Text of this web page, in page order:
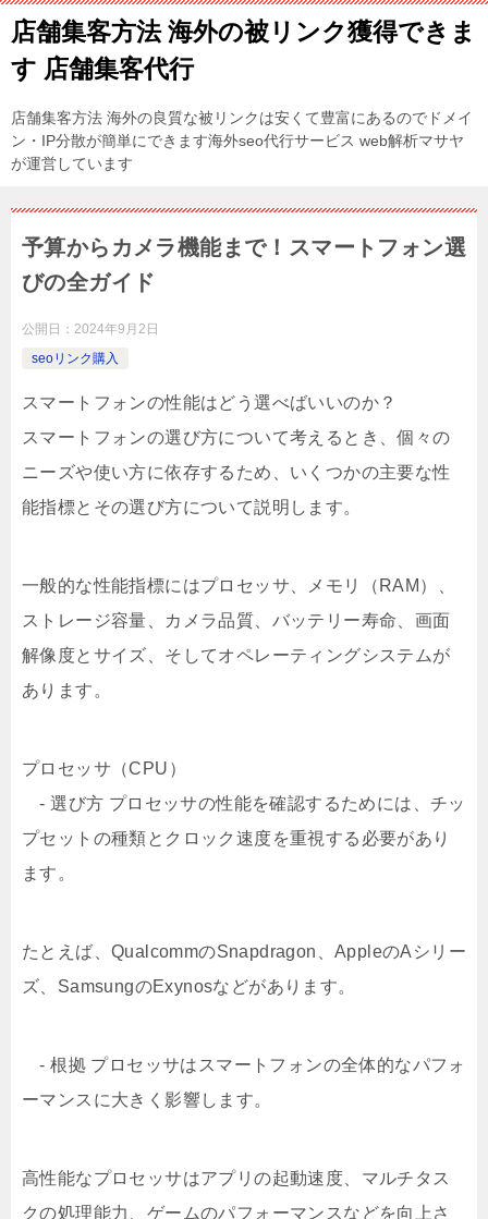
店舗集客方法 海外の被リンク獲得できま
す 店舗集客代行
店舗集客方法 海外の良質な被リンクは安くて豊富にあるのでドメイ
ン・IP分散が簡単にできます海外seo代行サービス web解析マサヤ
が運営しています
予算からカメラ機能まで！スマートフォン選
びの全ガイド
公開日： 2024年9月2日
seoリンク購入
スマートフォンの性能はどう選べばいいのか？
スマートフォンの選び方について考えるとき、個々の
ニーズや使い方に依存するため、いくつかの主要な性
能指標とその選び方について説明します。
一般的な性能指標にはプロセッサ、メモリ（RAM）、
ストレージ容量、カメラ品質、バッテリー寿命、画面
解像度とサイズ、そしてオペレーティングシステムが
あります。
プロセッサ（CPU）
- 選び方 プロセッサの性能を確認するためには、チッ
プセットの種類とクロック速度を重視する必要があり
ます。
たとえば、QualcommのSnapdragon、AppleのAシリー
ズ、SamsungのExynosなどがあります。
- 根拠 プロセッサはスマートフォンの全体的なパフォ
ーマンスに大きく影響します。
高性能なプロセッサはアプリの起動速度、マルチタス
クの処理能力、ゲームのパフォーマンスなどを向上さ